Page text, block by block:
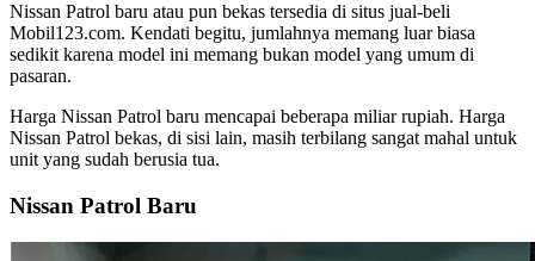
Nissan Patrol baru atau pun bekas tersedia di situs jual-beli
Mobil123.com. Kendati begitu, jumlahnya memang luar biasa
sedikit karena model ini memang bukan model yang umum di
pasaran.
Harga Nissan Patrol baru mencapai beberapa miliar rupiah. Harga
Nissan Patrol bekas, di sisi lain, masih terbilang sangat mahal untuk
unit yang sudah berusia tua.
Nissan Patrol Baru